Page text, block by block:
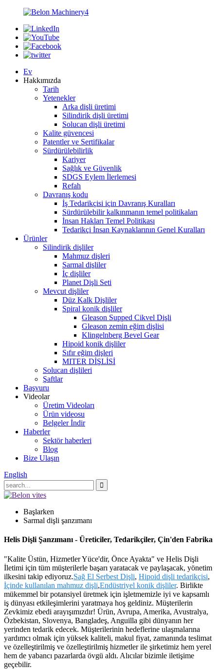
Ev
Hakkımızda
Tarih
Yetenekler
Arka dişli üretimi
Silindirik dişli üretimi
Solucan dişli üretimi
Kalite güvencesi
Patentler ve Sertifikalar
Sürdürülebilirlik
Kariyer
Sağlık ve Güvenlik
SDGS Eylem İlerlemesi
Refah
Davranış kodu
İş Tedarikçisi için Davranış Kuralları
Sürdürülebilir kalkınmanın temel politikaları
İnsan Hakları Temel Politikası
Tedarikçi İnsan Kaynaklarının Genel Kuralları
Ürünler
Silindirik dişliler
Mahmuz dişleri
Sarmal dişliler
İç dişliler
Planet Dişli Seti
Mevcut dişliler
Düz Kalk Dişliler
Spiral konik dişliler
Gleason Supped Cikvel Dişli
Gleason zemin eğim dişlisi
Klingelnberg Bevel Gear
Hipoid konik dişliler
Sıfır eğim dişleri
MITER DİŞLİSİ
Solucan dişlileri
Şaftlar
Başvuru
Videolar
Üretim Videoları
Ürün videosu
Belgeler İndir
Haberler
Sektör haberleri
Blog
Bize Ulaşın
English
Başlarken
Sarmal dişli şanzımanı
Helis Dişli Şanzımanı - Üreticiler, Tedarikçiler, Çin'den Fabrika
"Kalite Üstün, Hizmetler Yüce'dir, Önce Ayakta" ve Helis Dişli
İletimi için tüm müşterilerle başarı yaratacak ve paylaşacak, yönetim
ilkesini takip ediyoruz.Sağ El Serbest Dişli, Hipoid dişli tedarikçisi,
İçinde kullanılan mahmuz dişli,Endüstriyel konik dişliler. Birlikte
mükemmel bir potansiyel üretmek için işletmemizle iyi ve kapsamlı
iş dünyası etkileşimlerini yaratmaya hoş geldiniz. Müşterilerin
Zevkimiz ebedi arayışımızdır! Ürün, Avrupa, Amerika, Avustralya,
Özbekistan, Slovenya, Bangladeş, Anguilla gibi dünyanın her
yerinden tedarik edecek. Müşterilerinin hedeflerine ulaşmalarına
yardımcı olmak için yüksek kaliteli, makul fiyat, zamanında teslimat
ve özelleştirilmiş ve özelleştirilmiş hizmetler ile şirketimiz hem yerel
hem de yabancı pazarlarda övgü aldı. Alıcılar bizimle iletişime
geçebilir.